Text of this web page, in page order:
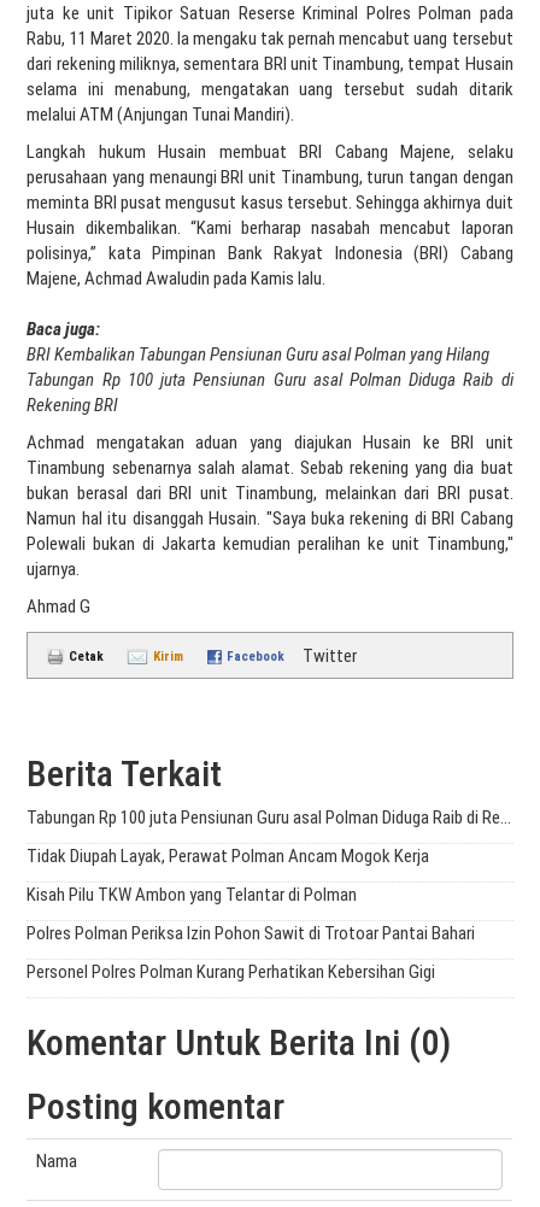
juta ke unit Tipikor Satuan Reserse Kriminal Polres Polman pada
Rabu, 11 Maret 2020. Ia mengaku tak pernah mencabut uang tersebut
dari rekening miliknya, sementara BRI unit Tinambung, tempat Husain
selama ini menabung, mengatakan uang tersebut sudah ditarik
melalui ATM (Anjungan Tunai Mandiri).
Langkah hukum Husain membuat BRI Cabang Majene, selaku
perusahaan yang menaungi BRI unit Tinambung, turun tangan dengan
meminta BRI pusat mengusut kasus tersebut. Sehingga akhirnya duit
Husain dikembalikan. “Kami berharap nasabah mencabut laporan
polisinya,” kata Pimpinan Bank Rakyat Indonesia (BRI) Cabang
Majene, Achmad Awaludin pada Kamis lalu.
Baca juga:
BRI Kembalikan Tabungan Pensiunan Guru asal Polman yang Hilang
Tabungan Rp 100 juta Pensiunan Guru asal Polman Diduga Raib di
Rekening BRI
Achmad mengatakan aduan yang diajukan Husain ke BRI unit
Tinambung sebenarnya salah alamat. Sebab rekening yang dia buat
bukan berasal dari BRI unit Tinambung, melainkan dari BRI pusat.
Namun hal itu disanggah Husain. "Saya buka rekening di BRI Cabang
Polewali bukan di Jakarta kemudian peralihan ke unit Tinambung,"
ujarnya.
Ahmad G
Cetak Kirim Facebook Twitter
Berita Terkait
Tabungan Rp 100 juta Pensiunan Guru asal Polman Diduga Raib di Rekening BRI
Tidak Diupah Layak, Perawat Polman Ancam Mogok Kerja
Kisah Pilu TKW Ambon yang Telantar di Polman
Polres Polman Periksa Izin Pohon Sawit di Trotoar Pantai Bahari
Personel Polres Polman Kurang Perhatikan Kebersihan Gigi
Komentar Untuk Berita Ini (0)
Posting komentar
Nama